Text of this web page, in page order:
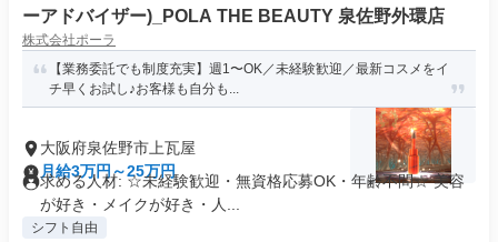
ーアドバイザー)_POLA THE BEAUTY 泉佐野外環店
株式会社ポーラ
【業務委託でも制度充実】週1〜OK／未経験歓迎／最新コスメをイ
チ早くお試し♪お客様も自分も...
大阪府泉佐野市上瓦屋
月給3万円～25万円
求める人材: ☆未経験歓迎・無資格応募OK・年齢不問☆ 美容
が好き・メイクが好き・人...
シフト自由